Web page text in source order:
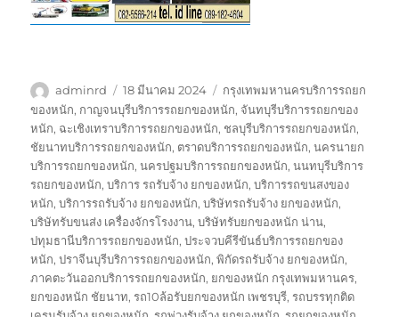
ผู้
เขียน
adminrd
เขียน
เมื่อ
18 มีนาคม 2024
ป้าย
กำกับ
กรุงเทพมหานครบริการรถยก
ของหนัก, กาญจนบุรีบริการรถยกของหนัก, จันทบุรีบริการรถยกของ
หนัก, ฉะเชิงเทราบริการรถยกของหนัก, ชลบุรีบริการรถยกของหนัก,
ชัยนาทบริการรถยกของหนัก, ตราดบริการรถยกของหนัก,นครนายก
บริการรถยกของหนัก,นครปฐมบริการรถยกของหนัก,นนทบุรีบริการ
รถยกของหนัก,บริการ รถรับจ้าง ยกของหนัก,บริการรถขนสงของ
หนัก,บริการรถรับจ้าง ยกของหนัก,บริษัทรถรับจ้าง ยกของหนัก,
บริษัทรับขนส่ง เครื่องจักรโรงงาน,บริษัทรับยกของหนัก น่าน,
ปทุมธานีบริการรถยกของหนัก,ประจวบคีรีขันธ์บริการรถยกของ
หนัก,ปราจีนบุรีบริการรถยกของหนัก,พิกัดรถรับจ้าง ยกของหนัก,
ภาคตะวันออกบริการรถยกของหนัก, ยกของหนัก กรุงเทพมหานคร,
ยกของหนัก ชัยนาท,รถ10ล้อรับยกของหนัก เพชรบุรี,รถบรรทุกติด